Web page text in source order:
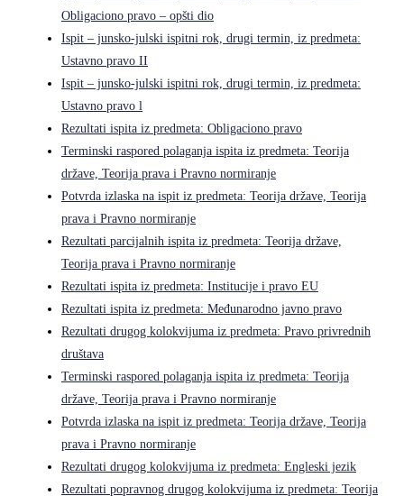
Obligaciono pravo – opšti dio
Ispit – junsko-julski ispitni rok, drugi termin, iz predmeta:
Ustavno pravo II
Ispit – junsko-julski ispitni rok, drugi termin, iz predmeta:
Ustavno pravo l
Rezultati ispita iz predmeta: Obligaciono pravo
Terminski raspored polaganja ispita iz predmeta: Teorija
države, Teorija prava i Pravno normiranje
Potvrda izlaska na ispit iz predmeta: Teorija države, Teorija
prava i Pravno normiranje
Rezultati parcijalnih ispita iz predmeta: Teorija države,
Teorija prava i Pravno normiranje
Rezultati ispita iz predmeta: Institucije i pravo EU
Rezultati ispita iz predmeta: Međunarodno javno pravo
Rezultati drugog kolokvijuma iz predmeta: Pravo privrednih
društava
Terminski raspored polaganja ispita iz predmeta: Teorija
države, Teorija prava i Pravno normiranje
Potvrda izlaska na ispit iz predmeta: Teorija države, Teorija
prava i Pravno normiranje
Rezultati drugog kolokvijuma iz predmeta: Engleski jezik
Rezultati popravnog drugog kolokvijuma iz predmeta: Teorija